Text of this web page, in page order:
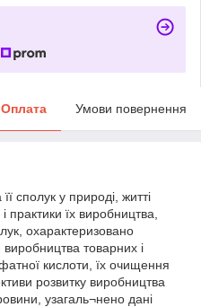
Оплата Умови повернення
сполук у природі, житті
практики їх виробництва,
охарактеризовано
товарних і
кислоти, їх очищення
розвитку виробництва
узагаль¬нено дані